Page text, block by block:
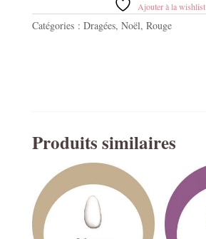
feuilles
de
Ajouter à la wishlist
Catégories : Dragées, Noël, Rouge
Produits similaires